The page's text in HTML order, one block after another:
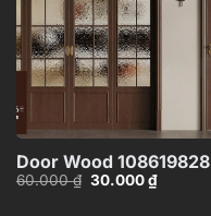
Door Wood 108619828
60.000₫ Giá
30.000₫Giá
hiện